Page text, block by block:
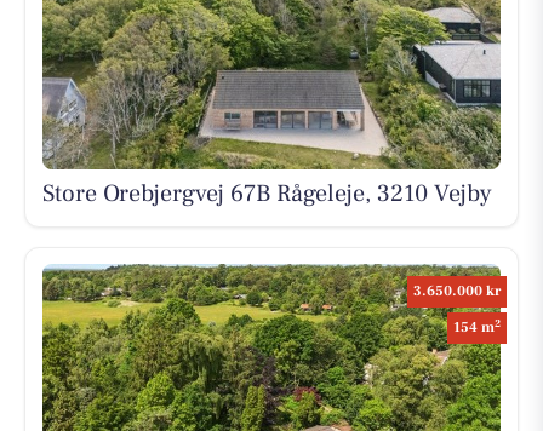
Store Orebjergvej 67B Rågeleje, 3210 Vejby
3.650.000 kr
154 m2